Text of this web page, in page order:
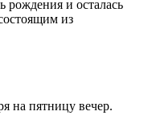
рождения и осталась
из
на пятницу вечер.